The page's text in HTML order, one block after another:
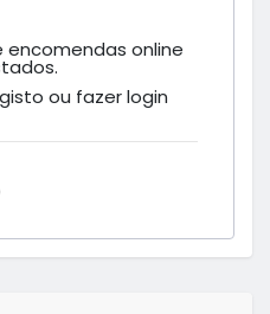
online
ou fazer login